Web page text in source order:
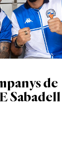
de
Sabadell